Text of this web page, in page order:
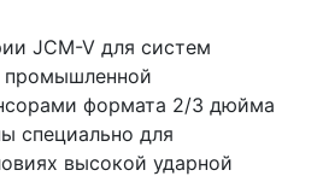
JCM-V для систем
промышленной
формата 2/3 дюйма
специально для
высокой ударной